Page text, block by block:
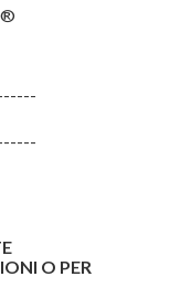
®
O PER